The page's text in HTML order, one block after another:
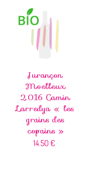
Jurançon
Moelleux
2016 Camin
Larredya « les
grains des
copains »
14.50 €